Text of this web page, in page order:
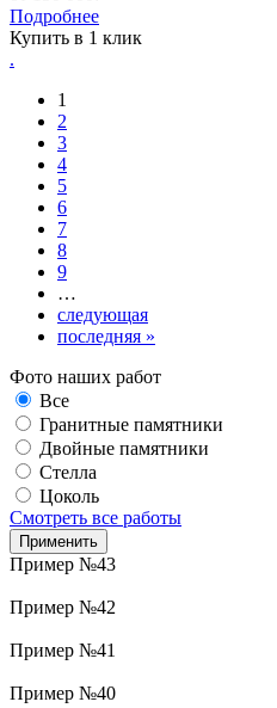
Подробнее
Купить в 1 клик
.
1
2
3
4
5
6
7
8
9
…
следующая
последняя »
Фото наших работ
Все
Гранитные памятники
Двойные памятники
Стелла
Цоколь
Смотреть все работы
Пример №43
Пример №42
Пример №41
Пример №40